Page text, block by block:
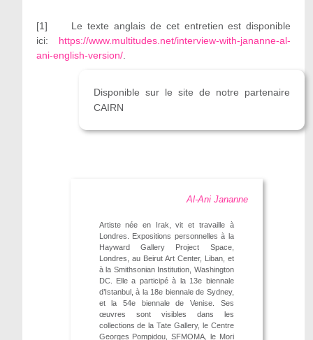
[1] Le texte anglais de cet entretien est disponible
ici: https://www.multitudes.net/interview-with-jananne-al-
ani-english-version/.
Disponible sur le site de notre partenaire
CAIRN
Al-Ani Jananne
Artiste née en Irak, vit et travaille à
Londres. Expositions personnelles à la
Hayward Gallery Project Space,
Londres, au Beirut Art Center, Liban, et
à la Smithsonian Institution, Washington
DC. Elle a participé à la 13e biennale
d’Istanbul, à la 18e biennale de Sydney,
et la 54e biennale de Venise. Ses
œuvres sont visibles dans les
collections de la Tate Gallery, le Centre
Georges Pompidou, SFMOMA, le Mori